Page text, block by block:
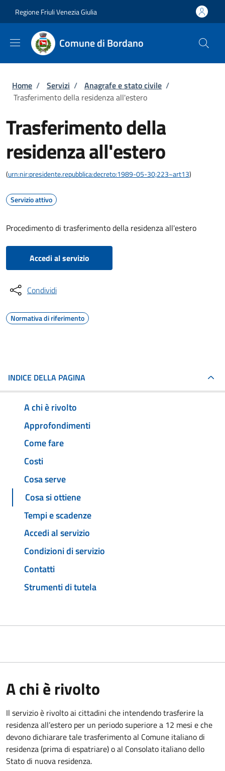
Regione Friuli Venezia Giulia
Comune di Bordano
Briciole di pane
Home / Servizi / Anagrafe e stato civile /
Trasferimento della residenza all'estero
Trasferimento della
residenza all'estero
(urn:nir:presidente.repubblica:decreto:1989-05-30;223~art13)
Servizio attivo
Procedimento di trasferimento della residenza all'estero
Accedi al servizio
Condividi
Normativa di riferimento
INDICE DELLA PAGINA
A chi è rivolto
Approfondimenti
Come fare
Costi
Cosa serve
Cosa si ottiene
Tempi e scadenze
Accedi al servizio
Condizioni di servizio
Contatti
Strumenti di tutela
A chi è rivolto
Il servizio è rivolto ai cittadini che intendendo trasferire la
residenza all’estero per un periodo superiore a 12 mesi e che
devono dichiarare tale trasferimento al Comune italiano di
residenza (prima di espatriare) o al Consolato italiano dello
Stato di nuova residenza.